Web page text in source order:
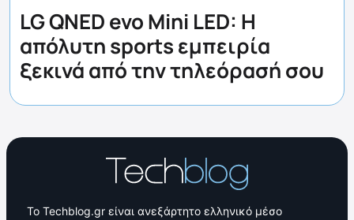
LG QNED evo Mini LED: Η
απόλυτη sports εμπειρία
ξεκινά από την τηλεόρασή σου
Το Techblog.gr είναι ανεξάρτητο ελληνικό μέσο